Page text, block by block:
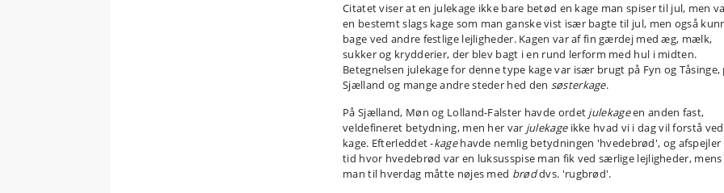
Citatet viser at en julekage ikke bare betød en kage man spiser til jul, men
en bestemt slags kage som man ganske vist især bagte til jul, men også
bage ved andre festlige lejligheder. Kagen var af fin gærdej med æg, mælk,
sukker og krydderier, der blev bagt i en rund lerform med hul i midten.
Betegnelsen julekage for denne type kage var især brugt på Fyn og Tåsinge,
Sjælland og mange andre steder hed den søsterkage.
På Sjælland, Møn og Lolland-Falster havde ordet julekageen anden fast,
veldefineret betydning, men her var julekageikke hvad vi i dag vil forstå ved
kage. Efterleddet -kagehavde nemlig betydningen 'hvedebrød', og afspejler
tid hvor hvedebrød var en luksusspise man fik ved særlige lejligheder, mens
man til hverdag måtte nøjes med brøddvs. 'rugbrød'.